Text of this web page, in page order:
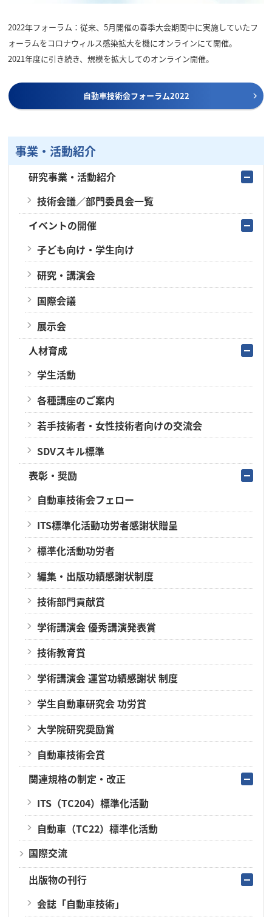
2022年フォーラム：従来、5月開催の春季大会期間中に実施していたフ
ォーラムをコロナウィルス感染拡大を機にオンラインにて開催。
2021年度に引き続き、規模を拡大してのオンライン開催。
⾃動⾞技術会フォーラム2022
事業・活動紹介
研究事業・活動紹介
技術会議／部門委員会一覧
イベントの開催
子ども向け・学生向け
研究・講演会
国際会議
展示会
人材育成
学生活動
各種講座のご案内
若手技術者・女性技術者向けの交流会
SDVスキル標準
表彰・奨励
自動車技術会フェロー
ITS標準化活動功労者感謝状贈呈
標準化活動功労者
編集・出版功績感謝状制度
技術部門貢献賞
学術講演会 優秀講演発表賞
技術教育賞
学術講演会 運営功績感謝状 制度
学生自動車研究会 功労賞
大学院研究奨励賞
自動車技術会賞
関連規格の制定・改正
ITS（TC204）標準化活動
自動車（TC22）標準化活動
国際交流
出版物の刊行
会誌「自動車技術」